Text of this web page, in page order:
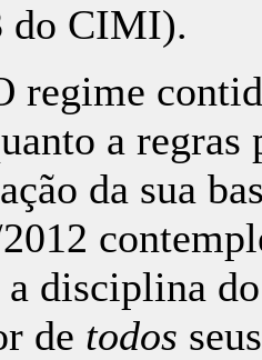
do CIMI).
contido
a
da sua
a disciplina
de todos